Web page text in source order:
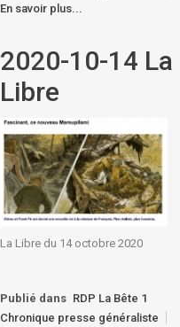
En savoir plus...
2020-10-14 La
Libre
La Libre du 14 octobre 2020
Publié dans RDP La Bête 1
Chronique presse généraliste